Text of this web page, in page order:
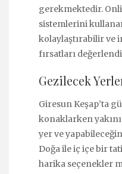
gerekmektedir.
sistemlerini
kolaylaştırabilir ve
fırsatları
Gezilecek
Giresun Keşap’ta
konaklarken
yer ve
Doğa ile iç içe bir
harika seçenekler